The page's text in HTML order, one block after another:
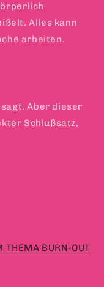
Alles kann
arbeiten.
Aber dieser
Schlußsatz,
THEMA BURN-OUT